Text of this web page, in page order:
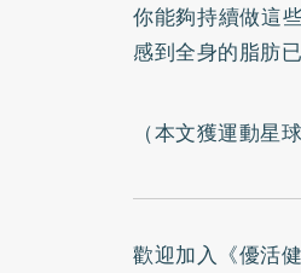
你能夠持續做這
感到全身的脂肪
（本文獲運動星
歡迎加入 《優活